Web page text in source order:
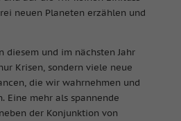
neuen Planeten erzählen und
diesem und im nächsten Jahr
Krisen, sondern viele neue
die wir wahrnehmen und
Eine mehr als spannende
der Konjunktion von